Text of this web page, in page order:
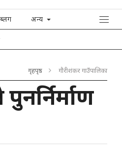
अन्य
गृहपृष्ठ गौरीशंकर गाउँपालिका